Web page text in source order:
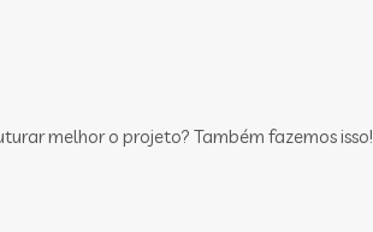
melhor o projeto? Também fazemos isso!